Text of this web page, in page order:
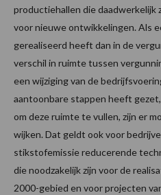
productiehallen die
voor nieuwe ontwikkelingen. Als
gerealiseerd heeft dan in de
verschil in ruimte tussen
een wijziging van de
aantoonbare stappen heeft
om deze ruimte te vullen, zijn er
wijken. Dat geldt ook voor
stikstofemissie reducerende
die noodzakelijk zijn voor de
2000-gebied en voor projecten